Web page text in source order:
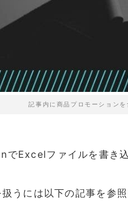
記事内に商品プロモーション
でExcelファイルを書き
うには以下の記事を参照